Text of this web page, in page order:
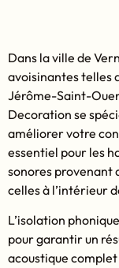
Dans la ville de
avoisinantes telles
Jérôme-Saint-
Decoration se
améliorer votre
essentiel pour les
sonores provenant
celles à l’intérieur
L’isolation
pour garantir un
acoustique